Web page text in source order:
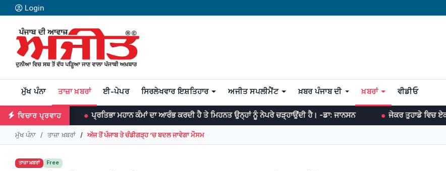
Login
ਮੁੱਖ ਪੰਨਾ ਤਾਜ਼ਾ ਖ਼ਬਰਾਂ ਈ-ਪੇਪਰ ਸਿਰਲੇਖਵਾਰ ਇਸ਼ਤਿਹਾਰ ਅਜੀਤ ਸਪਲੀਮੈਂਟ ਖ਼ਬਰ ਪੰਜਾਬ ਦੀ ਖ਼ਬਰਾਂ ਵੀਡੀਓ
ਵਿਚਾਰ ਪ੍ਰਵਾਹਪ੍ਰਤਿਭਾ ਮਹਾਨ ਕੰਮਾਂ ਦਾ ਆਰੰਭ ਕਰਦੀ ਹੈ ਤੇ ਮਿਹਨਤ ਉਨ੍ਹਾਂ ਨੂੰ ਨੇਪਰੇ ਚੜ੍ਹਾਉਂਦੀ ਹੈ। -ਡਾ: ਜਾਨਸਨ ਜੇਕਰ ਤੁਹਾਡੇ ਵਿਚ ਏਕਾ ਹੈ ਤਾਂ ਤੁਸੀਂ ਹਰ
ਮੁੱਖ ਪੰਨਾ ਤਾਜ਼ਾ ਖ਼ਬਰਾਂ ਅੱਜ ਤੋਂ ਪੰਜਾਬ ਤੇ ਚੰਡੀਗੜ੍ਹ ’ਚ ਬਦਲ ਜਾਵੇਗਾ ਮੌਸਮ
ਤਾਜ਼ਾ ਖ਼ਬਰਾਂ Free